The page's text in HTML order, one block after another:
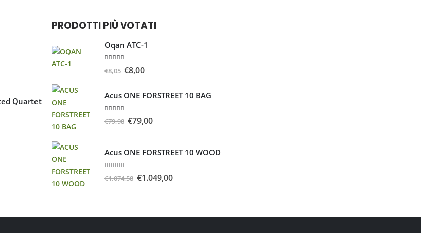
Quartet
PRODOTTI PIÙ VOTATI
Oqan ATC-1
€8,05 €8,00
Acus ONE FORSTREET 10 BAG
Su 5
€79,98 €79,00
Acus ONE FORSTREET 10 WOOD
€1.074,58 €1.049,00